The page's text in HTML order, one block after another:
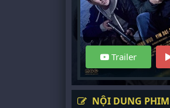
Trailer
NỘI DUNG PHIM